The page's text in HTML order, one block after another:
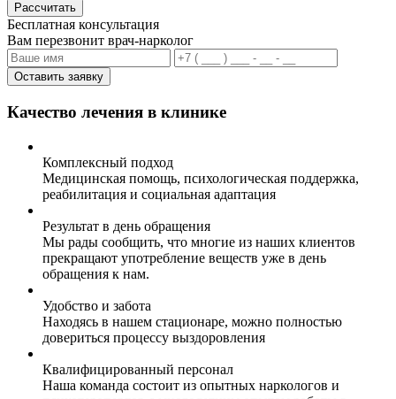
Рассчитать
Бесплатная консультация
Вам перезвонит врач-нарколог
Оставить заявку
Качество лечения в клинике
Комплексный подход
Медицинская помощь, психологическая поддержка,
реабилитация и социальная адаптация
Результат в день обращения
Мы рады сообщить, что многие из наших клиентов
прекращают употребление веществ уже в день
обращения к нам.
Удобство и забота
Находясь в нашем стационаре, можно полностью
довериться процессу выздоровления
Квалифицированный персонал
Наша команда состоит из опытных наркологов и